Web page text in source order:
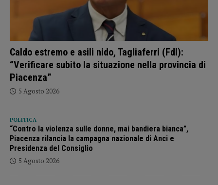
Caldo estremo e asili nido, Tagliaferri (FdI):
“Verificare subito la situazione nella provincia di
Piacenza”
5 Agosto 2026
POLITICA
“Contro la violenza sulle donne, mai bandiera bianca”,
Piacenza rilancia la campagna nazionale di Anci e
Presidenza del Consiglio
5 Agosto 2026